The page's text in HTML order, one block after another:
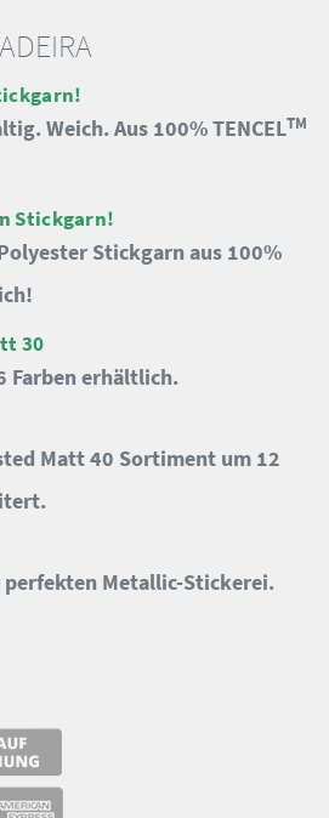
Weich. Aus 100% TENCELTM
Stickgarn!
Stickgarn aus 100%
30
Farben erhältlich.
Matt 40 Sortiment um 12
perfekten Metallic-Stickerei.